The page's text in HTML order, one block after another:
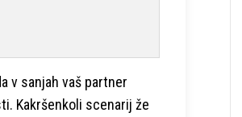
v sanjah vaš partner
Kakršenkoli scenarij že